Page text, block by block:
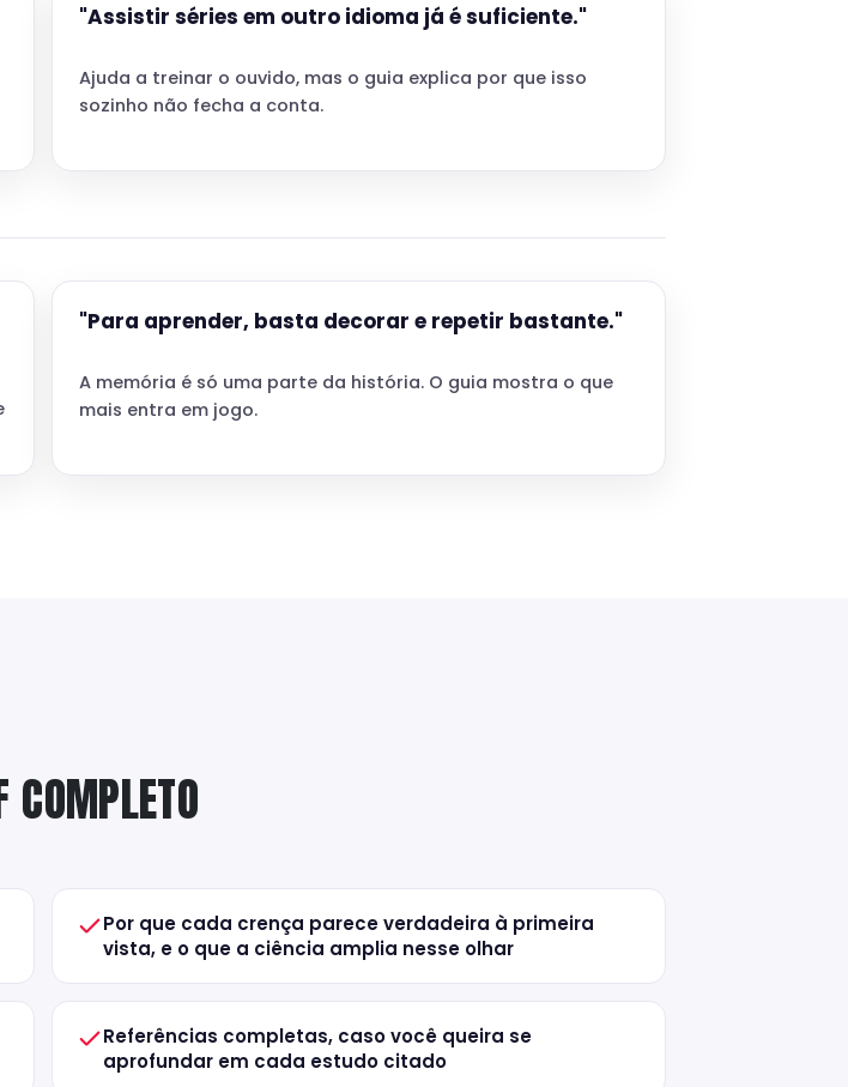
"Assistir séries em outro idioma já é suficiente."
Ajuda a treinar o ouvido, mas o guia explica por que isso
sozinho não fecha a conta.
"Para aprender, basta decorar e repetir bastante."
A memória é só uma parte da história. O guia mostra o que
mais entra em jogo.
COMPLETO
Por que cada crença parece verdadeira à primeira
vista, e o que a ciência amplia nesse olhar
Referências completas, caso você queira se
aprofundar em cada estudo citado